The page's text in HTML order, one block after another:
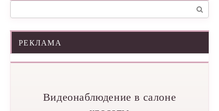
Поиск:
РЕКЛАМА
Видеонаблюдение в салоне